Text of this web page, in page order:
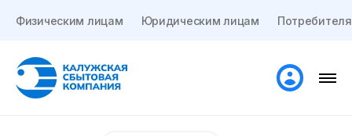
Физическим лицам Юридическим лицам